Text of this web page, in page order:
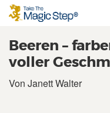
Beeren –
voller
Von Janett Walter